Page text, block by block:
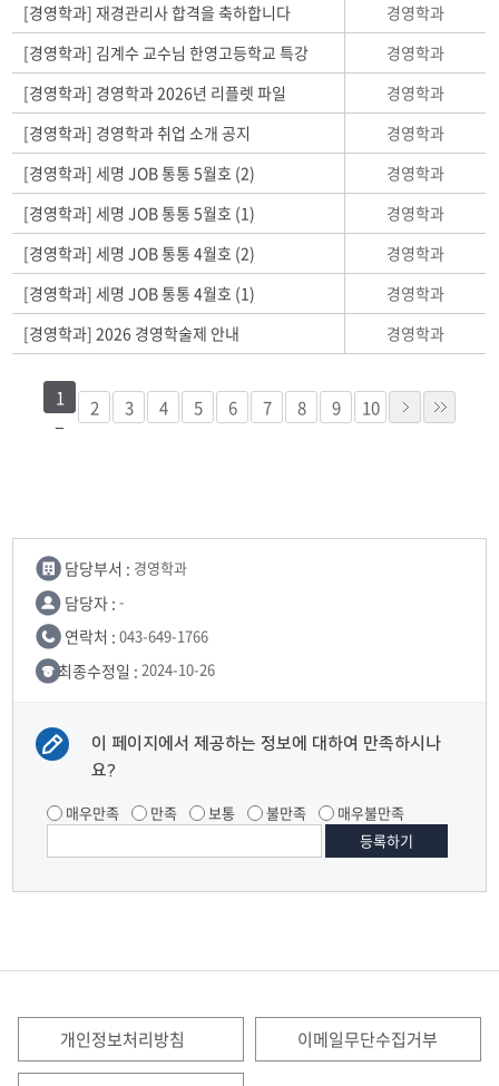
[경영학과] 재경관리사 합격을 축하합니다
경영학과
[경영학과] 김계수 교수님 한영고등학교 특강
경영학과
[경영학과] 경영학과 2026년 리플렛 파일
경영학과
[경영학과] 경영학과 취업 소개 공지
경영학과
[경영학과] 세명 JOB 통통 5월호 (2)
경영학과
[경영학과] 세명 JOB 통통 5월호 (1)
경영학과
[경영학과] 세명 JOB 통통 4월호 (2)
경영학과
[경영학과] 세명 JOB 통통 4월호 (1)
경영학과
[경영학과] 2026 경영학술제 안내
경영학과
1 2 3 4 5 6 7 8 9 10
담당부서 : 경영학과
담당자 : -
연락처 : 043-649-1766
최종수정일 : 2024-10-26
이 페이지에서 제공하는 정보에 대하여 만족하시나
요?
매우만족 만족 보통 불만족 매우불만족
개인정보처리방침 이메일무단수집거부